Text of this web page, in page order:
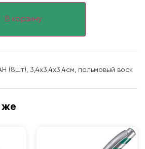
В корзину
(8шт), 3,4х3,4х3,4см, пальмовый воск
же